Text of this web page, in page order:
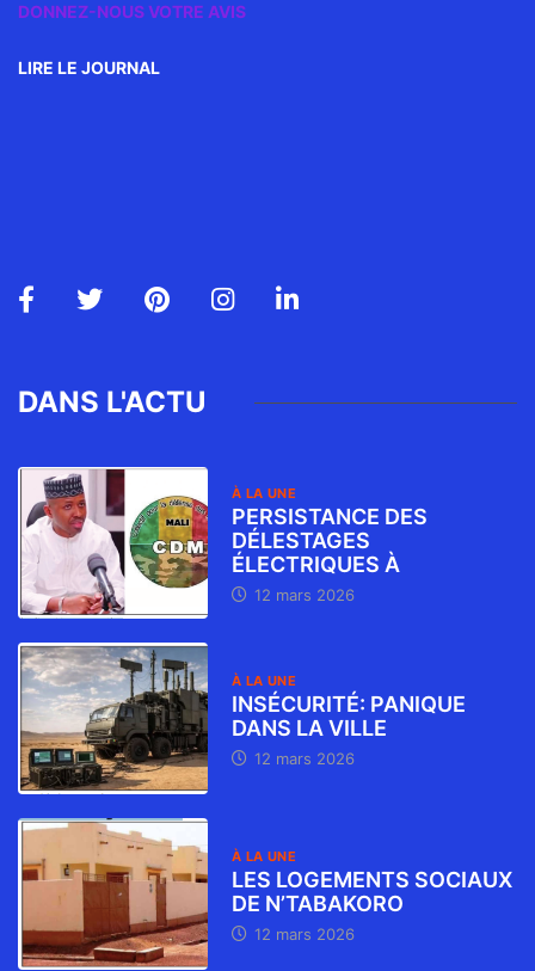
DONNEZ-NOUS VOTRE AVIS
LIRE LE JOURNAL
DANS L'ACTU
À LA UNE
PERSISTANCE DES
DÉLESTAGES
ÉLECTRIQUES À
12 mars 2026
À LA UNE
INSÉCURITÉ: PANIQUE
DANS LA VILLE
12 mars 2026
À LA UNE
LES LOGEMENTS SOCIAUX
DE N’TABAKORO
12 mars 2026